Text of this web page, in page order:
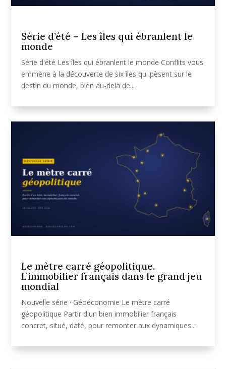
Série d’été – Les îles qui ébranlent le
monde
Série d'été Les îles qui ébranlent le monde Conflits vous
emmène à la découverte de six îles qui pèsent sur le
destin du monde, bien au-delà de...
Le mètre carré géopolitique.
L’immobilier français dans le grand jeu
mondial
Nouvelle série · Géoéconomie Le mètre carré
géopolitique Partir d'un bien immobilier français
concret, situé, daté, pour remonter aux dynamiques...